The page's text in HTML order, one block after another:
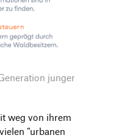
junger
weg von ihrem
“urbanen